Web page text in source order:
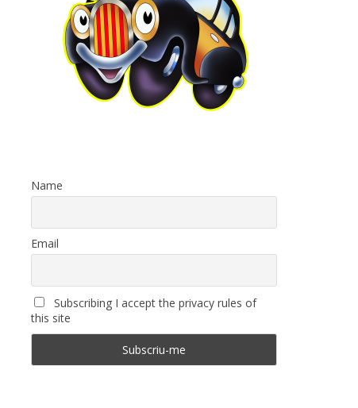
Name
Email
Subscribing I accept the privacy rules of
this site